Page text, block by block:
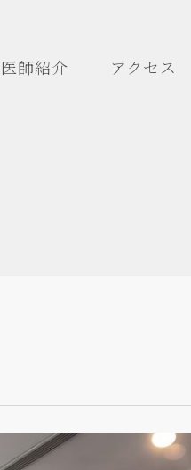
医師紹介 アクセス